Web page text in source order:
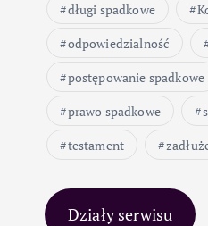
długi spadkowe
odpowiedzialność
postępowanie spadkowe
prawo spadkowe
testament
Działy serwisu